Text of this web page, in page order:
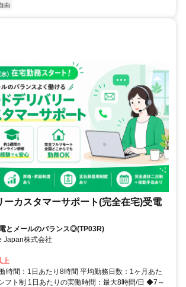
由
ーカスタマーサポート(完全在宅)受電
とメールのバランス◎(TP03R)
Japan株式会社
上
時間：1日あたり8時間 平均勤務日数：1ヶ月あた
フト制 1日あたりの実働時間：最大8時間/日 ◆7～